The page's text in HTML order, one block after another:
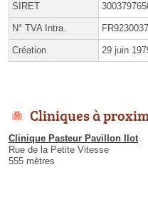
SIRET
N° TVA Intra.
Création 29 juin
Cliniques à
Clinique Pasteur Pavillon Ilot
Rue de la Petite Vitesse
555 mètres